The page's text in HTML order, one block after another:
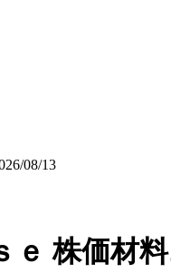
08/13
ｅ株価材